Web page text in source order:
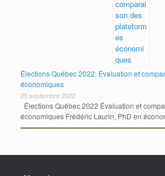
Élections Québec 2022: Évaluation et
économiques
25 septembre 2022
Élections Québec 2022 Évaluation et
économiques Frédéric Laurin, PhD en